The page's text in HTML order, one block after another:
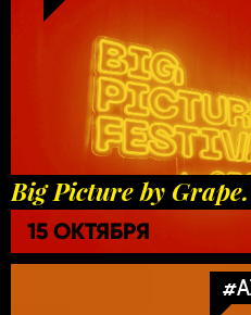
Big Picture by
15 ОКТЯБРЯ